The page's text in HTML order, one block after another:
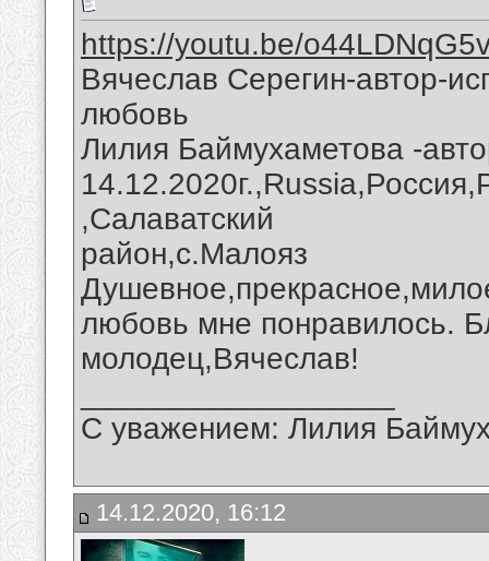
https://youtu.be/
Вячеслав Серегин-автор-
любовь
Лилия Баймухаметова -
,Салаватский
район,с.Малояз
любовь мне понравилось.
молодец,Вячеслав!
С уважением: Лилия
14.12.2020, 16:12